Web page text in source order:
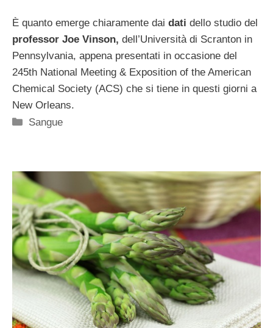
È quanto emerge chiaramente dai dati dello studio del
professor Joe Vinson, dell’Università di Scranton in
Pennsylvania, appena presentati in occasione del
245th National Meeting & Exposition of the American
Chemical Society (ACS) che si tiene in questi giorni a
New Orleans.
Categorie
Sangue